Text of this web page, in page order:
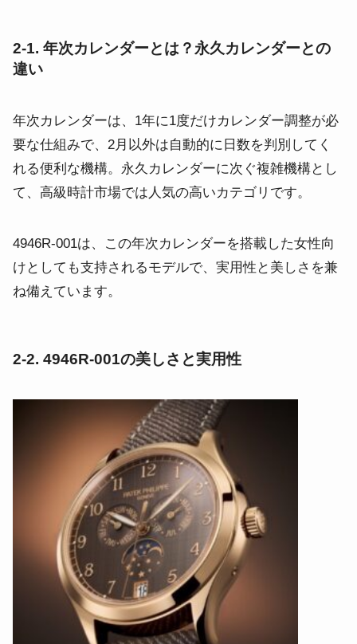
2-1. 年次カレンダーとは？永久カレンダーとの
違い
年次カレンダーは、1年に1度だけカレンダー調整が必
要な仕組みで、2月以外は自動的に日数を判別してく
れる便利な機構。永久カレンダーに次ぐ複雑機構とし
て、高級時計市場では人気の高いカテゴリです。
4946R-001は、この年次カレンダーを搭載した女性向
けとしても支持されるモデルで、実用性と美しさを兼
ね備えています。
2-2. 4946R-001の美しさと実用性